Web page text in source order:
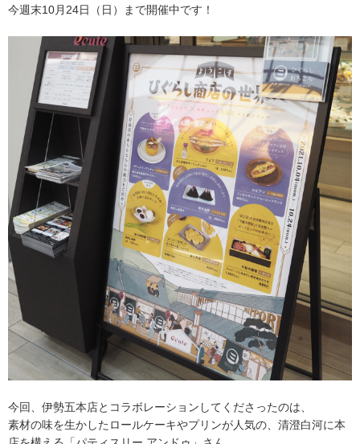
今週末10月24日（日）まで開催中です！
今回、伊勢五本店とコラボレーションしてくださったのは、
素材の味を生かしたロールケーキやプリンが人気の、清澄白河に本